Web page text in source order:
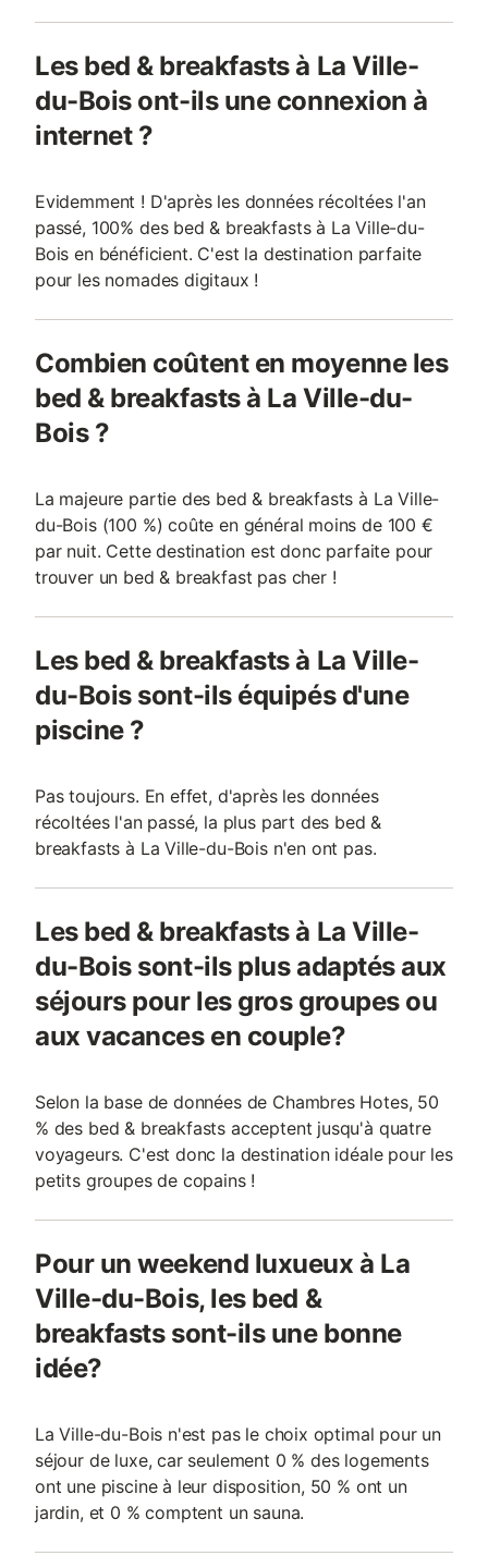
Les bed & breakfasts à La Ville-
du-Bois ont-ils une connexion à
internet ?
Evidemment ! D'après les données récoltées l'an
passé, 100% des bed & breakfasts à La Ville-du-
Bois en bénéficient. C'est la destination parfaite
pour les nomades digitaux !
Combien coûtent en moyenne les
bed & breakfasts à La Ville-du-
Bois ?
La majeure partie des bed & breakfasts à La Ville-
du-Bois (100 %) coûte en général moins de 100 €
par nuit. Cette destination est donc parfaite pour
trouver un bed & breakfast pas cher !
Les bed & breakfasts à La Ville-
du-Bois sont-ils équipés d'une
piscine ?
Pas toujours. En effet, d'après les données
récoltées l'an passé, la plus part des bed &
breakfasts à La Ville-du-Bois n'en ont pas.
Les bed & breakfasts à La Ville-
du-Bois sont-ils plus adaptés aux
séjours pour les gros groupes ou
aux vacances en couple?
Selon la base de données de Chambres Hotes, 50
% des bed & breakfasts acceptent jusqu'à quatre
voyageurs. C'est donc la destination idéale pour les
petits groupes de copains !
Pour un weekend luxueux à La
Ville-du-Bois, les bed &
breakfasts sont-ils une bonne
idée?
La Ville-du-Bois n'est pas le choix optimal pour un
séjour de luxe, car seulement 0 % des logements
ont une piscine à leur disposition, 50 % ont un
jardin, et 0 % comptent un sauna.